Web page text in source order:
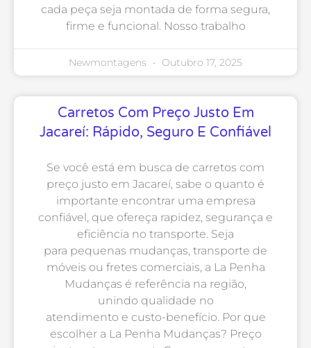
cada peça seja montada de forma segura,
firme e funcional. Nosso trabalho
Newmontagens Outubro 17, 2025
Carretos Com Preço Justo Em
Jacareí: Rápido, Seguro E Confiável
Se você está em busca de carretos com
preço justo em Jacareí, sabe o quanto é
importante encontrar uma empresa
confiável, que ofereça rapidez, segurança e
eficiência no transporte. Seja
para pequenas mudanças, transporte de
móveis ou fretes comerciais, a La Penha
Mudanças é referência na região,
unindo qualidade no
atendimento e custo-benefício. Por que
escolher a La Penha Mudanças? Preço